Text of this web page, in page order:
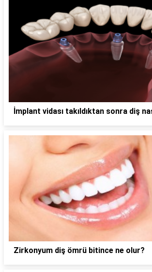
İmplant vidası takıldıktan sonra diş
Zirkonyum diş ömrü bitince ne olur?